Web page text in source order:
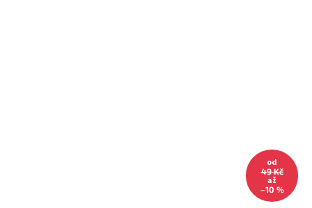
od
49 Kč
až
–10 %